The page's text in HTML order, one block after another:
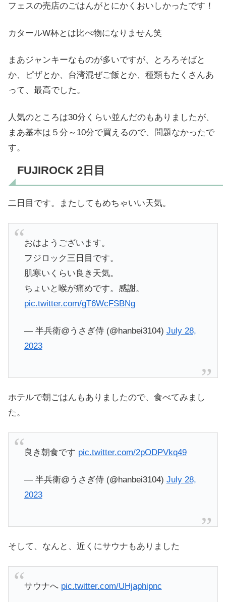
フェスの売店のごはんがとにかくおいしかったです！
カタールW杯とは比べ物になりません笑
まあジャンキーなものが多いですが、とろろそばと
か、ピザとか、台湾混ぜご飯とか、種類もたくさんあ
って、最高でした。
人気のところは30分くらい並んだのもありましたが、
まあ基本は５分～10分で買えるので、問題なかったで
す。
FUJIROCK 2日目
二日目です。またしてもめちゃいい天気。
おはようございます。
フジロック三日目です。
肌寒いくらい良き天気。
ちょいと喉が痛めです。感謝。
pic.twitter.com/gT6WcFSBNg
— 半兵衛@うさぎ侍 (@hanbei3104) July 28,
2023
ホテルで朝ごはんもありましたので、食べてみまし
た。
良き朝食です pic.twitter.com/2pODPVkq49
— 半兵衛@うさぎ侍 (@hanbei3104) July 28,
2023
そして、なんと、近くにサウナもありました
サウナへ pic.twitter.com/UHjaphipnc